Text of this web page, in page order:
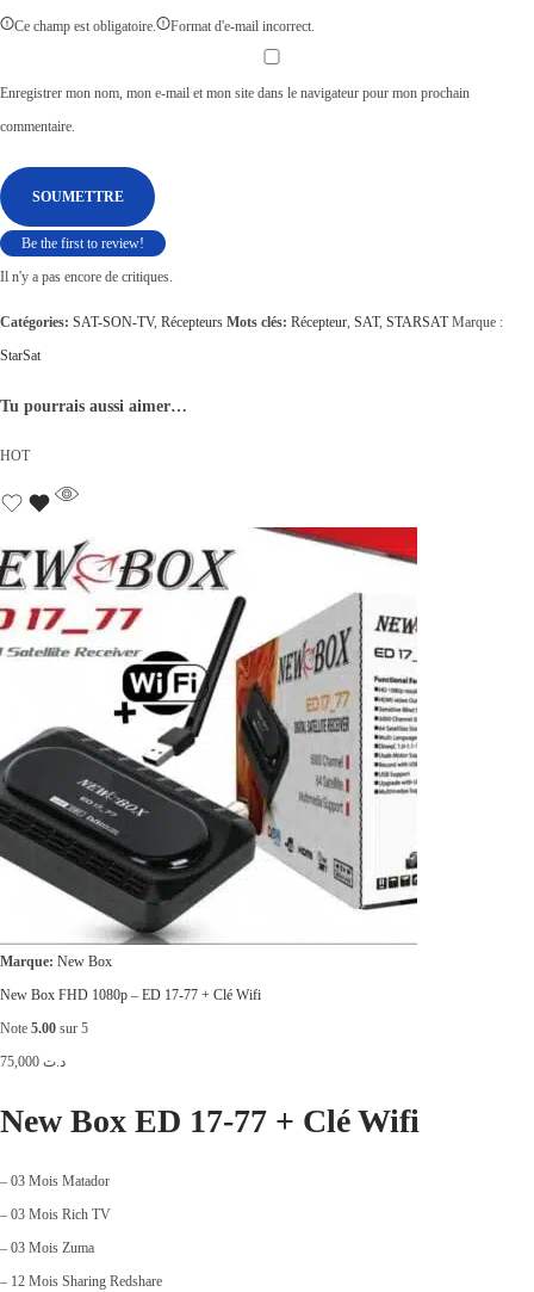
Ce champ est obligatoire. Format d'e-mail incorrect.
Enregistrer mon nom, mon e-mail et mon site dans le navigateur pour mon prochain
commentaire.
Be the first to review!
Il n'y a pas encore de critiques.
Catégories: SAT-SON-TV, Récepteurs Mots clés: Récepteur, SAT, STARSAT Marque :
StarSat
Tu pourrais aussi aimer…
HOT
Marque: New Box
New Box FHD 1080p – ED 17-77 + Clé Wifi
Note 5.00 sur 5
د.ت
New Box ED 17-77 + Clé Wifi
– 03 Mois Matador
– 03 Mois Rich TV
– 03 Mois Zuma
– 12 Mois Sharing Redshare